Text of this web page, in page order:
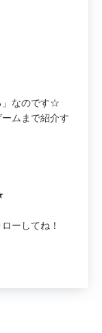
」なのです☆
ムまで紹介す
ーしてね！